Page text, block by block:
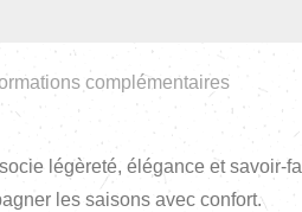
complémentaires
légèreté, élégance et savoir-
les saisons avec confort.